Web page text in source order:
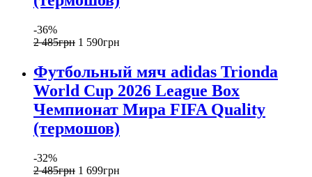
-36%
2 485грн 1 590грн
Футбольный мяч adidas Trionda
World Cup 2026 League Box
Чемпионат Мира FIFA Quality
(термошов)
-32%
2 485грн 1 699грн